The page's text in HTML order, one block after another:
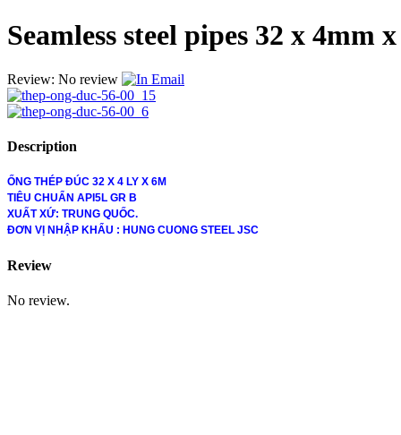
Seamless steel pipes 32 x 4mm
Review: No review Email
Description
ỐNG THÉP ĐÚC 32 X 4 LY X 6M
TIÊU CHUẨN API5L GR B
XUẤT XỨ: TRUNG QUỐC.
ĐƠN VỊ NHẬP KHẨU : HUNG CUONG STEEL JSC
Review
No review.